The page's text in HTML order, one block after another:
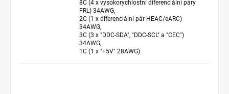
8C (4 x vysokorychlostní diferenciální páry
FRL) 34AWG,
2C (1 x diferenciální pár HEAC/eARC)
34AWG,
3C (3 x "DDC-SDA", "DDC-SCL" a "CEC")
34AWG,
1C (1 x "+5V" 28AWG)